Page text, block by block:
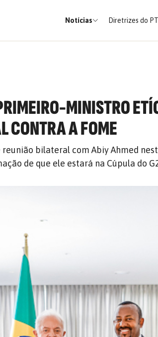
Notícias Diretrizes do PT
MINISTRO
CONTRA A FOME
bilateral com Abiy Ahmed
de que ele estará na Cúpula do